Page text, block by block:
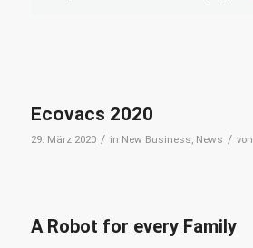
Ecovacs 2020
29. März 2020 / in New Business, News / von
A Robot for every Family